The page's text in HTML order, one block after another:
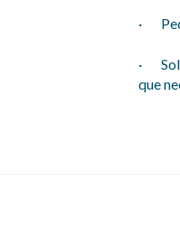
·
·
que